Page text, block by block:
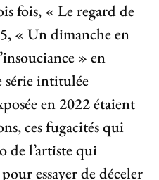
fois, « Le regard de
« Un dimanche en
» en
série intitulée
en 2022 étaient
ces fugacités qui
de l’artiste qui
essayer de déceler